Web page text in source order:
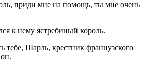
приди мне на помощь, ты мне очень
к нему ястребиный король.
Шарль, крестник французского